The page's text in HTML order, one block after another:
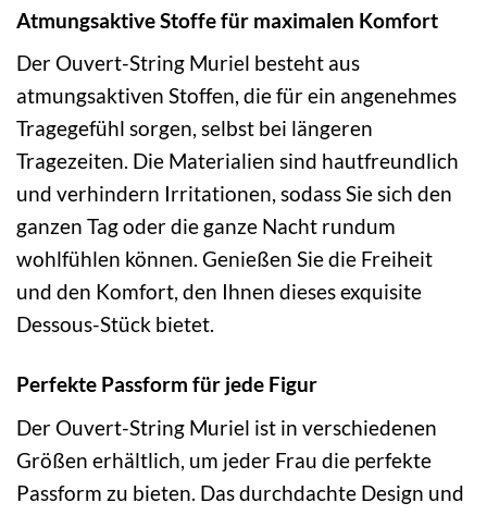
Atmungsaktive Stoffe für maximalen Komfort
Der Ouvert-String Muriel besteht aus
atmungsaktiven Stoffen, die für ein angenehmes
Tragegefühl sorgen, selbst bei längeren
Tragezeiten. Die Materialien sind hautfreundlich
und verhindern Irritationen, sodass Sie sich den
ganzen Tag oder die ganze Nacht rundum
wohlfühlen können. Genießen Sie die Freiheit
und den Komfort, den Ihnen dieses exquisite
Dessous-Stück bietet.
Perfekte Passform für jede Figur
Der Ouvert-String Muriel ist in verschiedenen
Größen erhältlich, um jeder Frau die perfekte
Passform zu bieten. Das durchdachte Design und